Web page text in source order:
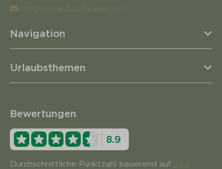
info@succesholidayparcs.nl
Navigation
Urlaubsthemen
Bewertungen
8.9
Durchschnittliche Punktzahl basierend auf 944